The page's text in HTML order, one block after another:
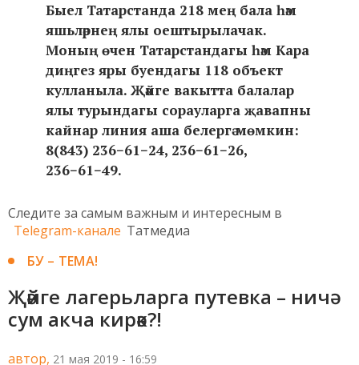
Быел Татарстанда 218 мең бала һәм
яшьләрнең ялы оештырылачак.
Моның өчен Татарстандагы һәм Кара
диңгез яры буендагы 118 объект
кулланыла. Җәйге вакытта балалар
ялы турындагы сорауларга җавапны
кайнар линия аша белергә мөмкин:
8(843) 236−61−24, 236−61−26,
236−61−49.
Следите за самым важным и интересным в
Telegram-канале Татмедиа
БУ – ТЕМА!
Җәйге лагерьларга путевка – ничә
сум акча кирәк?!
автор, 21 мая 2019 - 16:59